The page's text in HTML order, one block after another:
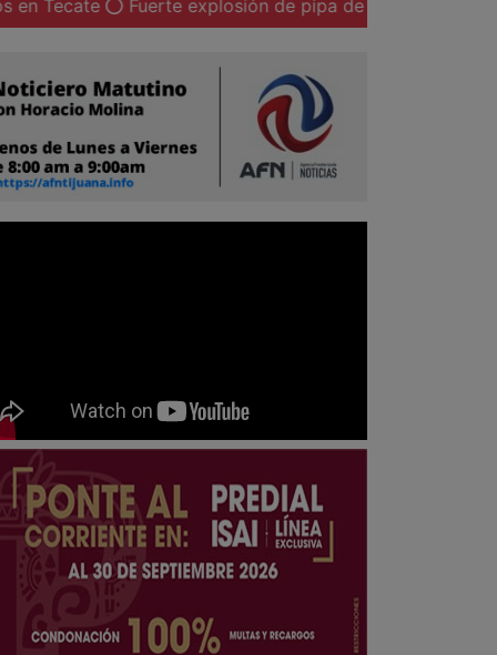
Fuerte explosión de pipa de gas LP deja al menos 20